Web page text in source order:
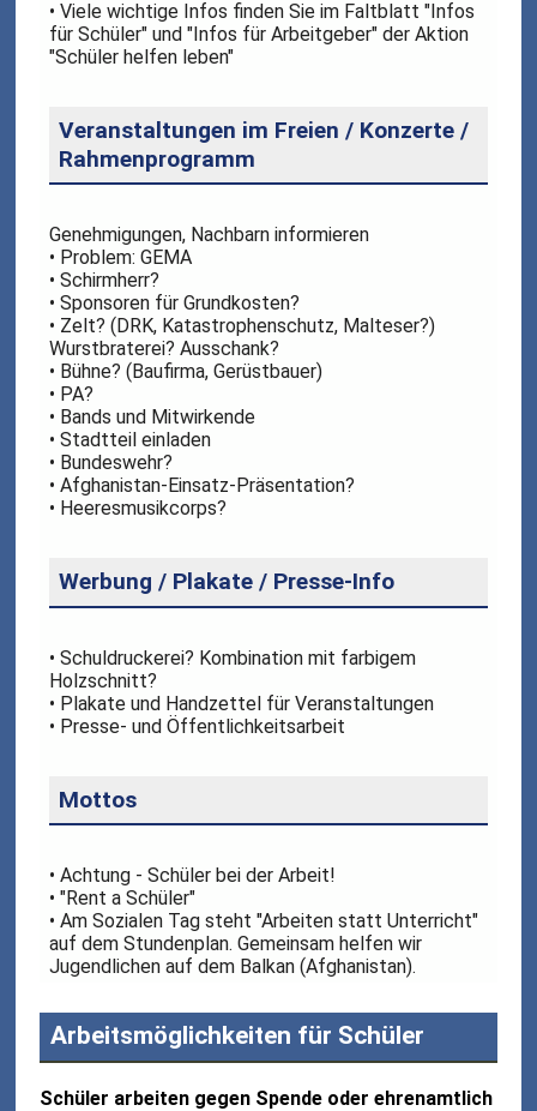
• Viele wichtige Infos finden Sie im Faltblatt "Infos
für Schüler" und "Infos für Arbeitgeber" der Aktion
"Schüler helfen leben"
Veranstaltungen im Freien / Konzerte /
Rahmenprogramm
Genehmigungen, Nachbarn informieren
• Problem: GEMA
• Schirmherr?
• Sponsoren für Grundkosten?
• Zelt? (DRK, Katastrophenschutz, Malteser?)
Wurstbraterei? Ausschank?
• Bühne? (Baufirma, Gerüstbauer)
• PA?
• Bands und Mitwirkende
• Stadtteil einladen
• Bundeswehr?
• Afghanistan-Einsatz-Präsentation?
• Heeresmusikcorps?
Werbung / Plakate / Presse-Info
• Schuldruckerei? Kombination mit farbigem
Holzschnitt?
• Plakate und Handzettel für Veranstaltungen
• Presse- und Öffentlichkeitsarbeit
Mottos
• Achtung - Schüler bei der Arbeit!
• "Rent a Schüler"
• Am Sozialen Tag steht "Arbeiten statt Unterricht"
auf dem Stundenplan. Gemeinsam helfen wir
Jugendlichen auf dem Balkan (Afghanistan).
Arbeitsmöglichkeiten für Schüler
Schüler arbeiten gegen Spende oder ehrenamtlich